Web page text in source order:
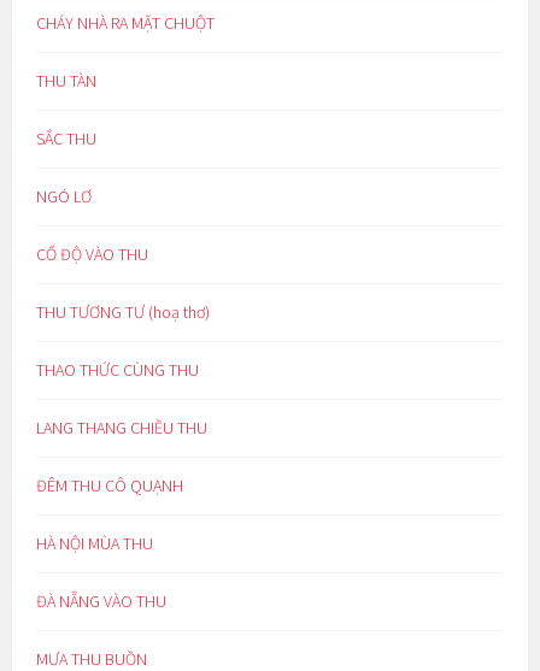
CHÁY NHÀ RA MẶT CHUỘT
THU TÀN
SẮC THU
NGÓ LƠ
CỔ ĐỘ VÀO THU
THU TƯƠNG TƯ (hoạ thơ)
THAO THỨC CÙNG THU
LANG THANG CHIỀU THU
ĐÊM THU CÔ QUẠNH
HÀ NỘI MÙA THU
ĐÀ NẴNG VÀO THU
MƯA THU BUỒN